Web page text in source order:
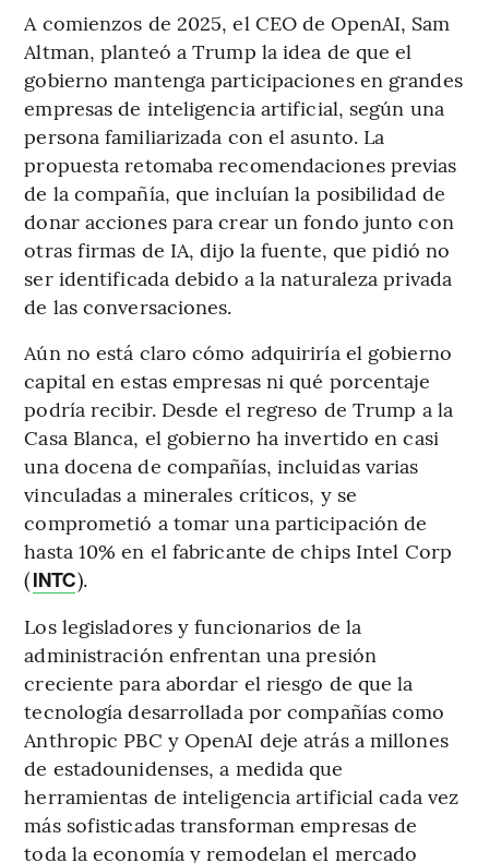
A comienzos de 2025, el CEO de OpenAI, Sam
Altman, planteó a Trump la idea de que el
gobierno mantenga participaciones en grandes
empresas de inteligencia artificial, según una
persona familiarizada con el asunto. La
propuesta retomaba recomendaciones previas
de la compañía, que incluían la posibilidad de
donar acciones para crear un fondo junto con
otras firmas de IA, dijo la fuente, que pidió no
ser identificada debido a la naturaleza privada
de las conversaciones.
Aún no está claro cómo adquiriría el gobierno
capital en estas empresas ni qué porcentaje
podría recibir. Desde el regreso de Trump a la
Casa Blanca, el gobierno ha invertido en casi
una docena de compañías, incluidas varias
vinculadas a minerales críticos, y se
comprometió a tomar una participación de
hasta 10% en el fabricante de chips Intel Corp
(INTC).
Los legisladores y funcionarios de la
administración enfrentan una presión
creciente para abordar el riesgo de que la
tecnología desarrollada por compañías como
Anthropic PBC y OpenAI deje atrás a millones
de estadounidenses, a medida que
herramientas de inteligencia artificial cada vez
más sofisticadas transforman empresas de
toda la economía y remodelan el mercado